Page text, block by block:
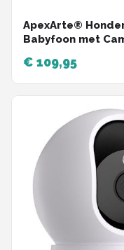
ApexArte®
Babyfoon met
€ 109,95